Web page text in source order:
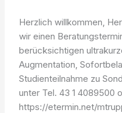
Herzlich willkommen,
wir einen
berücksichtigen
Augmentation,
Studienteilnahme zu
unter Tel. 43 1 4089500
https://etermin.net/